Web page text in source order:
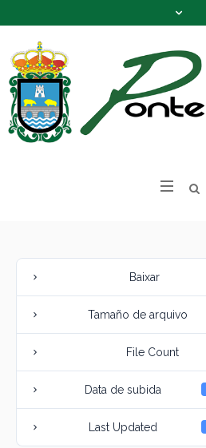
Baixar
Tamaño de arquivo
File Count
Data de subida
Last Updated